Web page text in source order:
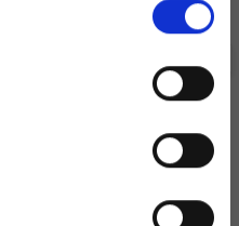
(LIGHTNING-LIITÄNNÄN
29
€
alvin